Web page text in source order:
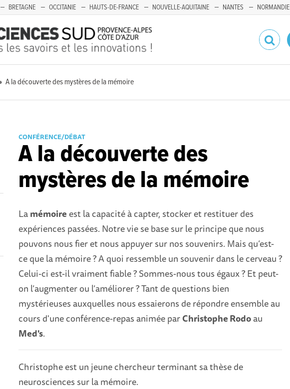
BRETAGNE OCCITANIE HAUTS-DE-FRANCE NOUVELLE-AQUITAINE NANTES NORMANDIE
A la découverte des mystères de la mémoire
CONFÉRENCE/DÉBAT
A la découverte des
mystères de la mémoire
Lamémoire est la capacité à capter, stocker et restituer des
expériences passées. Notre vie se base sur le principe que nous
pouvons nous fier et nous appuyer sur nos souvenirs. Mais qu’est-
ce que la mémoire ? A quoi ressemble un souvenir dans le cerveau ?
Celui-ci est-il vraiment fiable ? Sommes-nous tous égaux ? Et peut-
on l’augmenter ou l’améliorer ? Tant de questions bien
mystérieuses auxquelles nous essaierons de répondre ensemble au
cours d'une conférence-repas animée parChristophe Rodoau
Med's.
Christophe est un jeune chercheur terminant sa thèse de
neurosciences sur la mémoire.